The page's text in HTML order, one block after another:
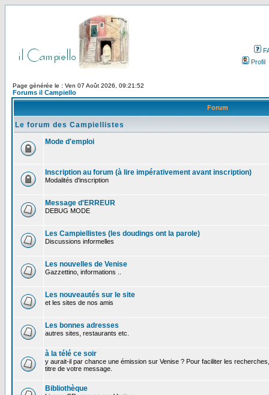
Profil
Page générée le : Ven 07 Août 2026, 09:21:52
Forums il Campiello
Forum
Le forum des Campiellistes
Mode d'emploi
Inscription au forum (à lire impérativement avant inscription)
Modalités d'inscription
Message d'ERREUR
DEBUG MODE
Les Campiellistes (les doudings ont la parole)
Discussions informelles
Les nouvelles de Venise
Gazzettino, informations ..
Les nouveautés sur le site
et les sites de nos amis
Les bonnes adresses
autres sites, restaurants etc.
à la télé ce soir
y aurait-il par chance une émission sur Venise ? Pour faciliter les
titre de votre message.
Bibliothèque